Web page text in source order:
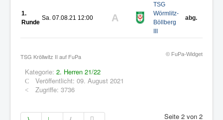
1.
Runde
Sa. 07.08.21 12:00 A
TSG
Wörmlitz-
Böllberg
III
abg.
© FuPa-Widget
TSG Kröllwitz II auf FuPa
Kategorie: 2. Herren 21/22
Veröffentlicht: 09. August 2021
Zugriffe: 3736
Seite 2 von 2